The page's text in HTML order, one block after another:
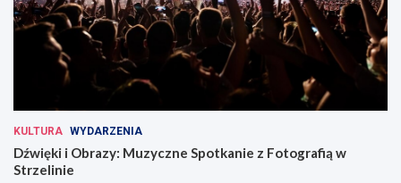
KULTURA WYDARZENIA
Dźwięki i Obrazy: Muzyczne Spotkanie z Fotografią w
Strzelinie